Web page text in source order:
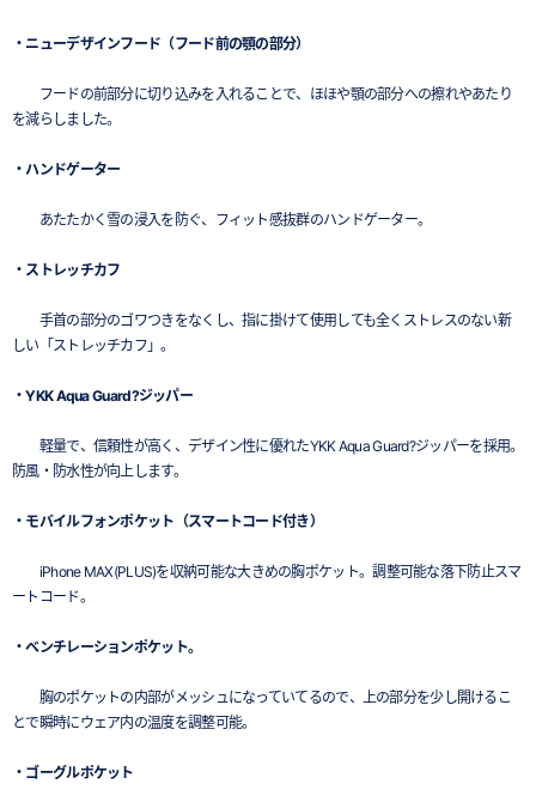
・ニューデザインフード（フード前の顎の部分）
フードの前部分に切り込みを入れることで、ほほや顎の部分への擦れやあたり
を減らしました。
・ハンドゲーター
あたたかく雪の浸入を防ぐ、フィット感抜群のハンドゲーター。
・ストレッチカフ
手首の部分のゴワつきをなくし、指に掛けて使用しても全くストレスのない新
しい「ストレッチカフ」。
・YKK Aqua Guard?ジッパー
軽量で、信頼性が高く、デザイン性に優れたYKK Aqua Guard?ジッパーを採用。
防風・防水性が向上します。
・モバイルフォンポケット（スマートコード付き）
iPhone MAX(PLUS)を収納可能な大きめの胸ポケット。調整可能な落下防止スマ
ートコード。
・ベンチレーションポケット。
胸のポケットの内部がメッシュになっていてるので、上の部分を少し開けるこ
とで瞬時にウェア内の温度を調整可能。
・ゴーグルポケット